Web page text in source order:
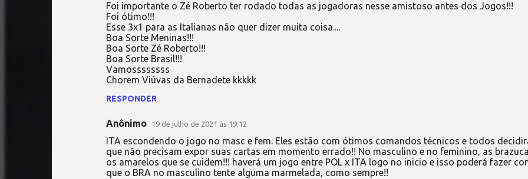
Foi importante o Zé Roberto ter rodado todas as jogadoras nesse amistoso antes dos Jogos!!!
Foi ótimo!!!
Esse 3x1 para as Italianas não quer dizer muita coisa....
Boa Sorte Meninas!!!
Boa Sorte Zé Roberto!!!
Boa Sorte Brasil!!!
Vamossssssss
Chorem Viúvas da Bernadete kkkkk
RESPONDER
Anônimo 19 de julho de 2021 às 19:12
ITA escondendo o jogo no masc e fem. Eles estão com ótimos comandos técnicos e todos
que não precisam expor suas cartas em momento errado!! No masculino e no feminino, as
os amarelos que se cuidem!!! haverá um jogo entre POL x ITA logo no inicio e isso poderá fazer
que o BRA no masculino tente alguma marmelada, como sempre!!